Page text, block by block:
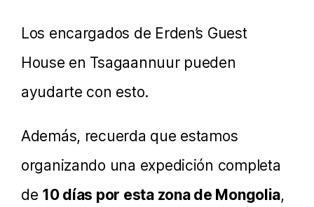
Los encargados de Erden’s Guest
House en Tsagaannuur pueden
ayudarte con esto.
Además, recuerda que estamos
organizando una expedición completa
de 10 días por esta zona de Mongolia,